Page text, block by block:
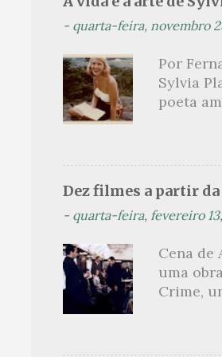
leitura
heróico
próprio
- quarta-feira, novembro
Por
Sylvia
poeta
como
Hughes.
aluna
ao livro
Dez filmes a partir
- quarta-feira, fevereiro
Cena de
uma
Crime,
um dos